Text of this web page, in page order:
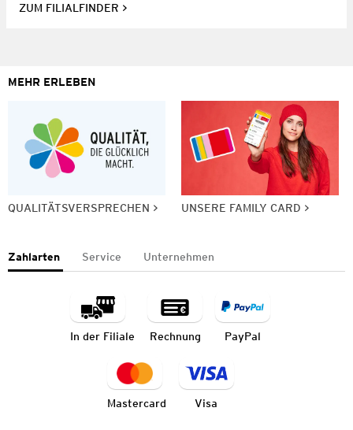
ZUM FILIALFINDER
MEHR ERLEBEN
QUALITÄTSVERSPRECHEN UNSERE FAMILY CARD
Zahlarten Service Unternehmen
In der Filiale Rechnung PayPal
Mastercard Visa